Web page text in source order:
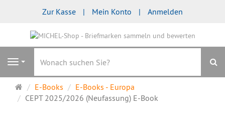
Zur Kasse Mein Konto Anmelden
Navigation
Startseite
E-Books
E-Books - Europa
CEPT 2025/2026 (Neufassung) E-Book